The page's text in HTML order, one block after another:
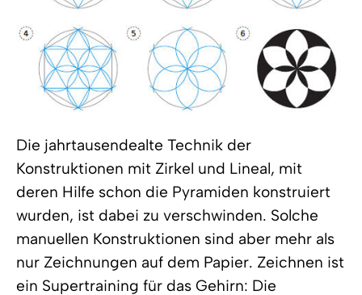
Die jahrtausendealte Technik der
Konstruktionen mit Zirkel und Lineal, mit
deren Hilfe schon die Pyramiden konstruiert
wurden, ist dabei zu verschwinden. Solche
manuellen Konstruktionen sind aber mehr als
nur Zeichnungen auf dem Papier. Zeichnen ist
ein Supertraining für das Gehirn: Die